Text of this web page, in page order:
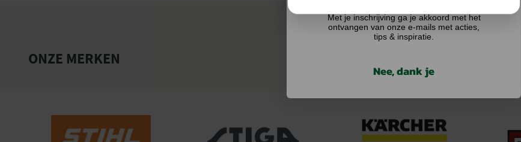
ONZE MERKEN
Met je inschrijving ga je akkoord met het
ontvangen van onze e-mails met acties,
tips & inspiratie.
Nee, dank je